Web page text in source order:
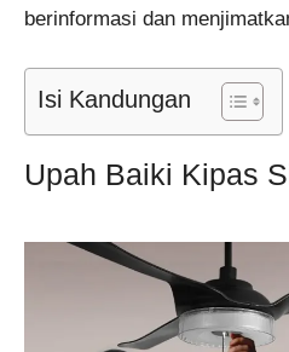
berinformasi dan
Isi Kandungan
Upah Baiki Kipas